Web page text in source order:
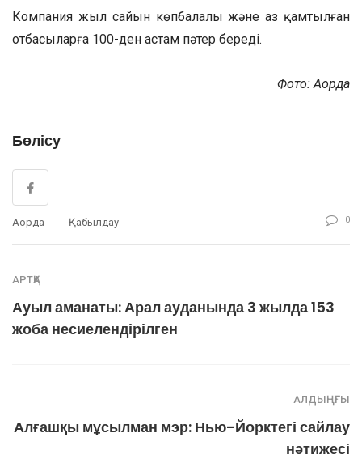
Компания жыл сайын көпбалалы және аз қамтылған
отбасыларға 100-ден астам пәтер береді.
Фото: Ақорда
Бөлісу
Ақорда Қабылдау 0
АРТҚА
Ауыл аманаты: Арал ауданында 3 жылда 153
жоба несиелендірілген
АЛДЫҢҒЫ
Алғашқы мұсылман мэр: Нью-Йорктегі сайлау
нәтижесі